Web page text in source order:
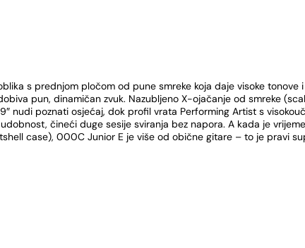
s prednjom pločom od pune smreke koja daje visoke
pun, dinamičan zvuk. Nazubljeno X-ojačanje od smreke
nudi poznati osjećaj, dok profil vrata Performing Artist s
čineći duge sesije sviranja bez napora. A kada je
case), 000C Junior E je više od obične gitare – to je pravi